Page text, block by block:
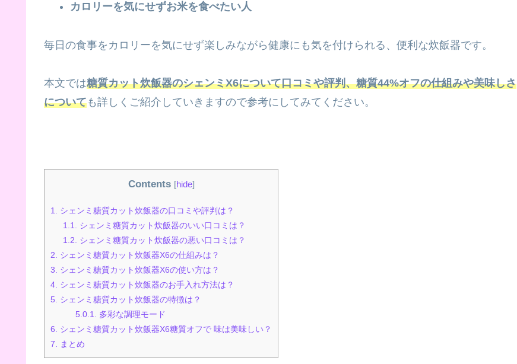
カロリーを気にせずお米を食べたい人
毎日の食事をカロリーを気にせず楽しみながら健康にも気を付けられる、便利な炊飯器です。
本文では糖質カット炊飯器のシェンミX6について口コミや評判、糖質44%オフの仕組みや美味しさ
についても詳しくご紹介していきますので参考にしてみてください。
Contents [hide]
1.
シェンミ糖質カット炊飯器の口コミや評判は？
1.1.
シェンミ糖質カット炊飯器のいい口コミは？
1.2.
シェンミ糖質カット炊飯器の悪い口コミは？
2.
シェンミ糖質カット炊飯器X6の仕組みは？
3.
シェンミ糖質カット炊飯器X6の使い方は？
4. シェンミ糖質カット炊飯器のお手入れ方法は？
5.
シェンミ糖質カット炊飯器の特徴は？
5.0.1.
多彩な調理モード
6.
シェンミ糖質カット炊飯器X6糖質オフで 味は美味しい？
7.
まとめ